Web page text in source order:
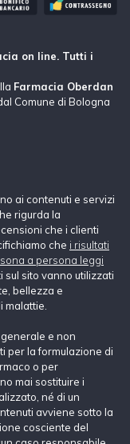
on line. Tutti i
Farmacia Oberdan
Comune di Bologna
ai contenuti e servizi
rigurda la
che i clienti
che i risultati
a persona leggi
sul sito vanno utilizzati
bellezza e
e non
per la formulazione di
o per
mai sostituire i
né di un
avviene sotto la
cosciente del